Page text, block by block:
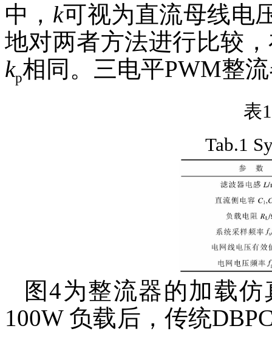
中， k可视为直流母线电
地对两者方法进行比较
kp相同。三电平PWM整
表
Tab.1
图4为整流器的加载
100W 负载后，传统